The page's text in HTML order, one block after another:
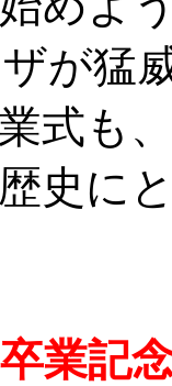
が猛
式も
史に
業記